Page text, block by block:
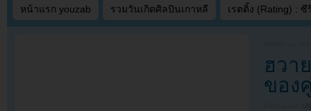
หน้าแรก youzab รวมวันเกิดศิลปินเกาหลี เรตติ้ง (Rating) : ซี
ฮวา
ของ